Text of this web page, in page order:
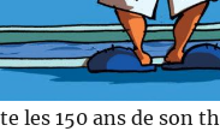
les 150 ans de son